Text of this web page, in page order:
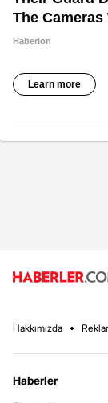
Hakkımızda
Haberler